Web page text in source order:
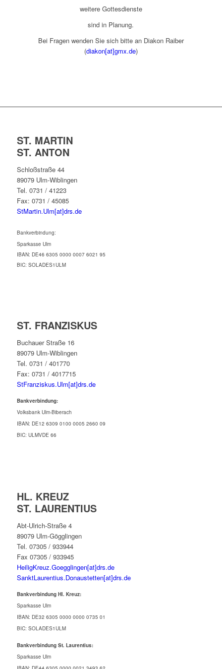
weitere Gottesdienste
sind in Planung.
Bei Fragen wenden Sie sich bitte an Diakon Raiber
(diakon[at]gmx.de)
ST. MARTIN
ST. ANTON
Schloßstraße 44
89079 Ulm-Wiblingen
Tel. 0731 / 41223
Fax: 0731 / 45085
StMartin.Ulm[at]drs.de
Bankverbindung:
Sparkasse Ulm
IBAN: DE46 6305 0000 0007 6021 95
BIC: SOLADES1ULM
ST. FRANZISKUS
Buchauer Straße 16
89079 Ulm-Wiblingen
Tel. 0731 / 401770
Fax: 0731 / 4017715
StFranziskus.Ulm[at]drs.de
Bankverbindung:
Volksbank Ulm-Biberach
IBAN: DE12 6309 0100 0005 2660 09
BIC: ULMVDE 66
HL. KREUZ
ST. LAURENTIUS
Abt-Ulrich-Straße 4
89079 Ulm-Gögglingen
Tel. 07305 / 933944
Fax 07305 / 933945
HeiligKreuz.Goegglingen[at]drs.de
SanktLaurentius.Donaustetten[at]drs.de
Bankverbindung Hl. Kreuz:
Sparkasse Ulm
IBAN: DE32 6305 0000 0000 0735 01
BIC: SOLADES1ULM
Bankverbindung St. Laurentius:
Sparkasse Ulm